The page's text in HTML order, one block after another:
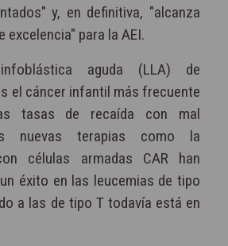
y, en definitiva, "alcanza
excelencia" para la AEI.
aguda (LLA) de
el cáncer infantil más frecuente
tasas de recaída con mal
nuevas terapias como la
células armadas CAR han
éxito en las leucemias de tipo
a las de tipo T todavía está en